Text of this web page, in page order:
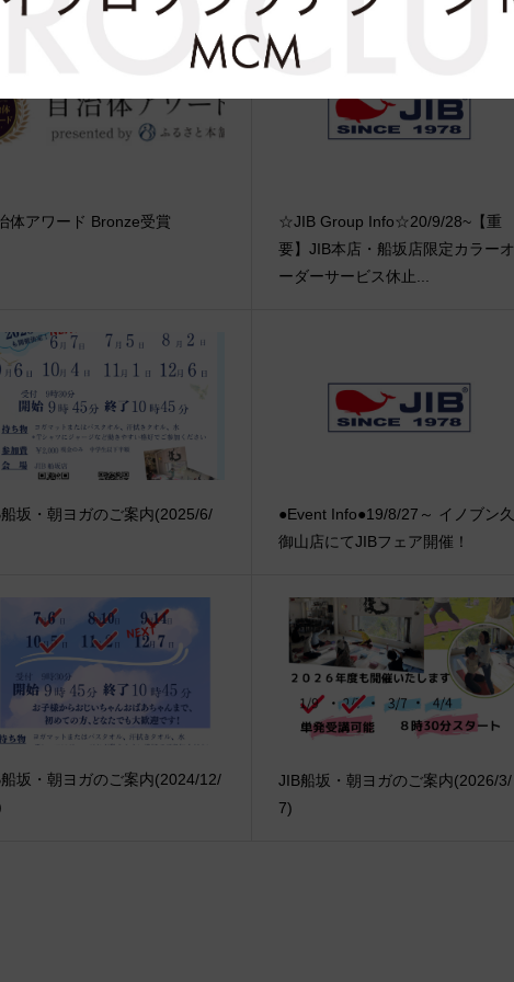
体アワード Bronze受賞
☆JIB Group Info☆20/9/28~【重
要】JIB本店・船坂店限定カラーオ
ーダーサービス休止...
坂・朝ヨガのご案内(2025/6/
●Event Info●19/8/27～ イノブン久
御山店にてJIBフェア開催！
坂・朝ヨガのご案内(2024/12/
JIB船坂・朝ヨガのご案内(2026/3/
7)